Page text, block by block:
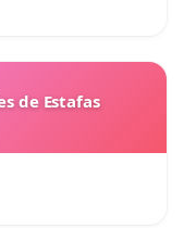
de Estafas